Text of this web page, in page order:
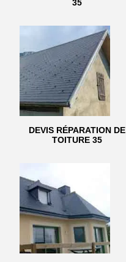
35
DEVIS RÉPARATION DE
TOITURE 35